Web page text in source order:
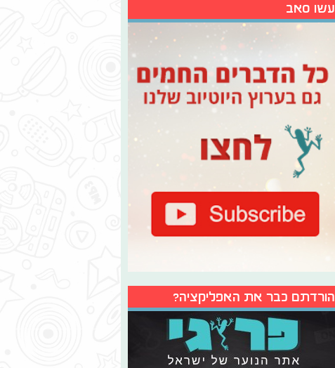
עשו סאב
הורדתם כבר את האפליקציה?